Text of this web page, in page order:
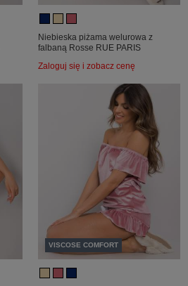
Niebieska piżama welurowa z
falbaną Rosse RUE PARIS
Zaloguj się i zobacz cenę
VISCOSE COMFORT